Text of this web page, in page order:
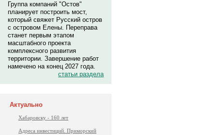
Группа компаний "Остов"
планирует построить мост,
который свяжет Русский остров
с островом Елены. Переправа
станет первым этапом
масштабного проекта
комплексного развития
территории. Завершение работ
намечено на конец 2027 года.
статьи раздела
Актуально
Хабаровску - 160 лет
Адреса инвестиций. Приморский